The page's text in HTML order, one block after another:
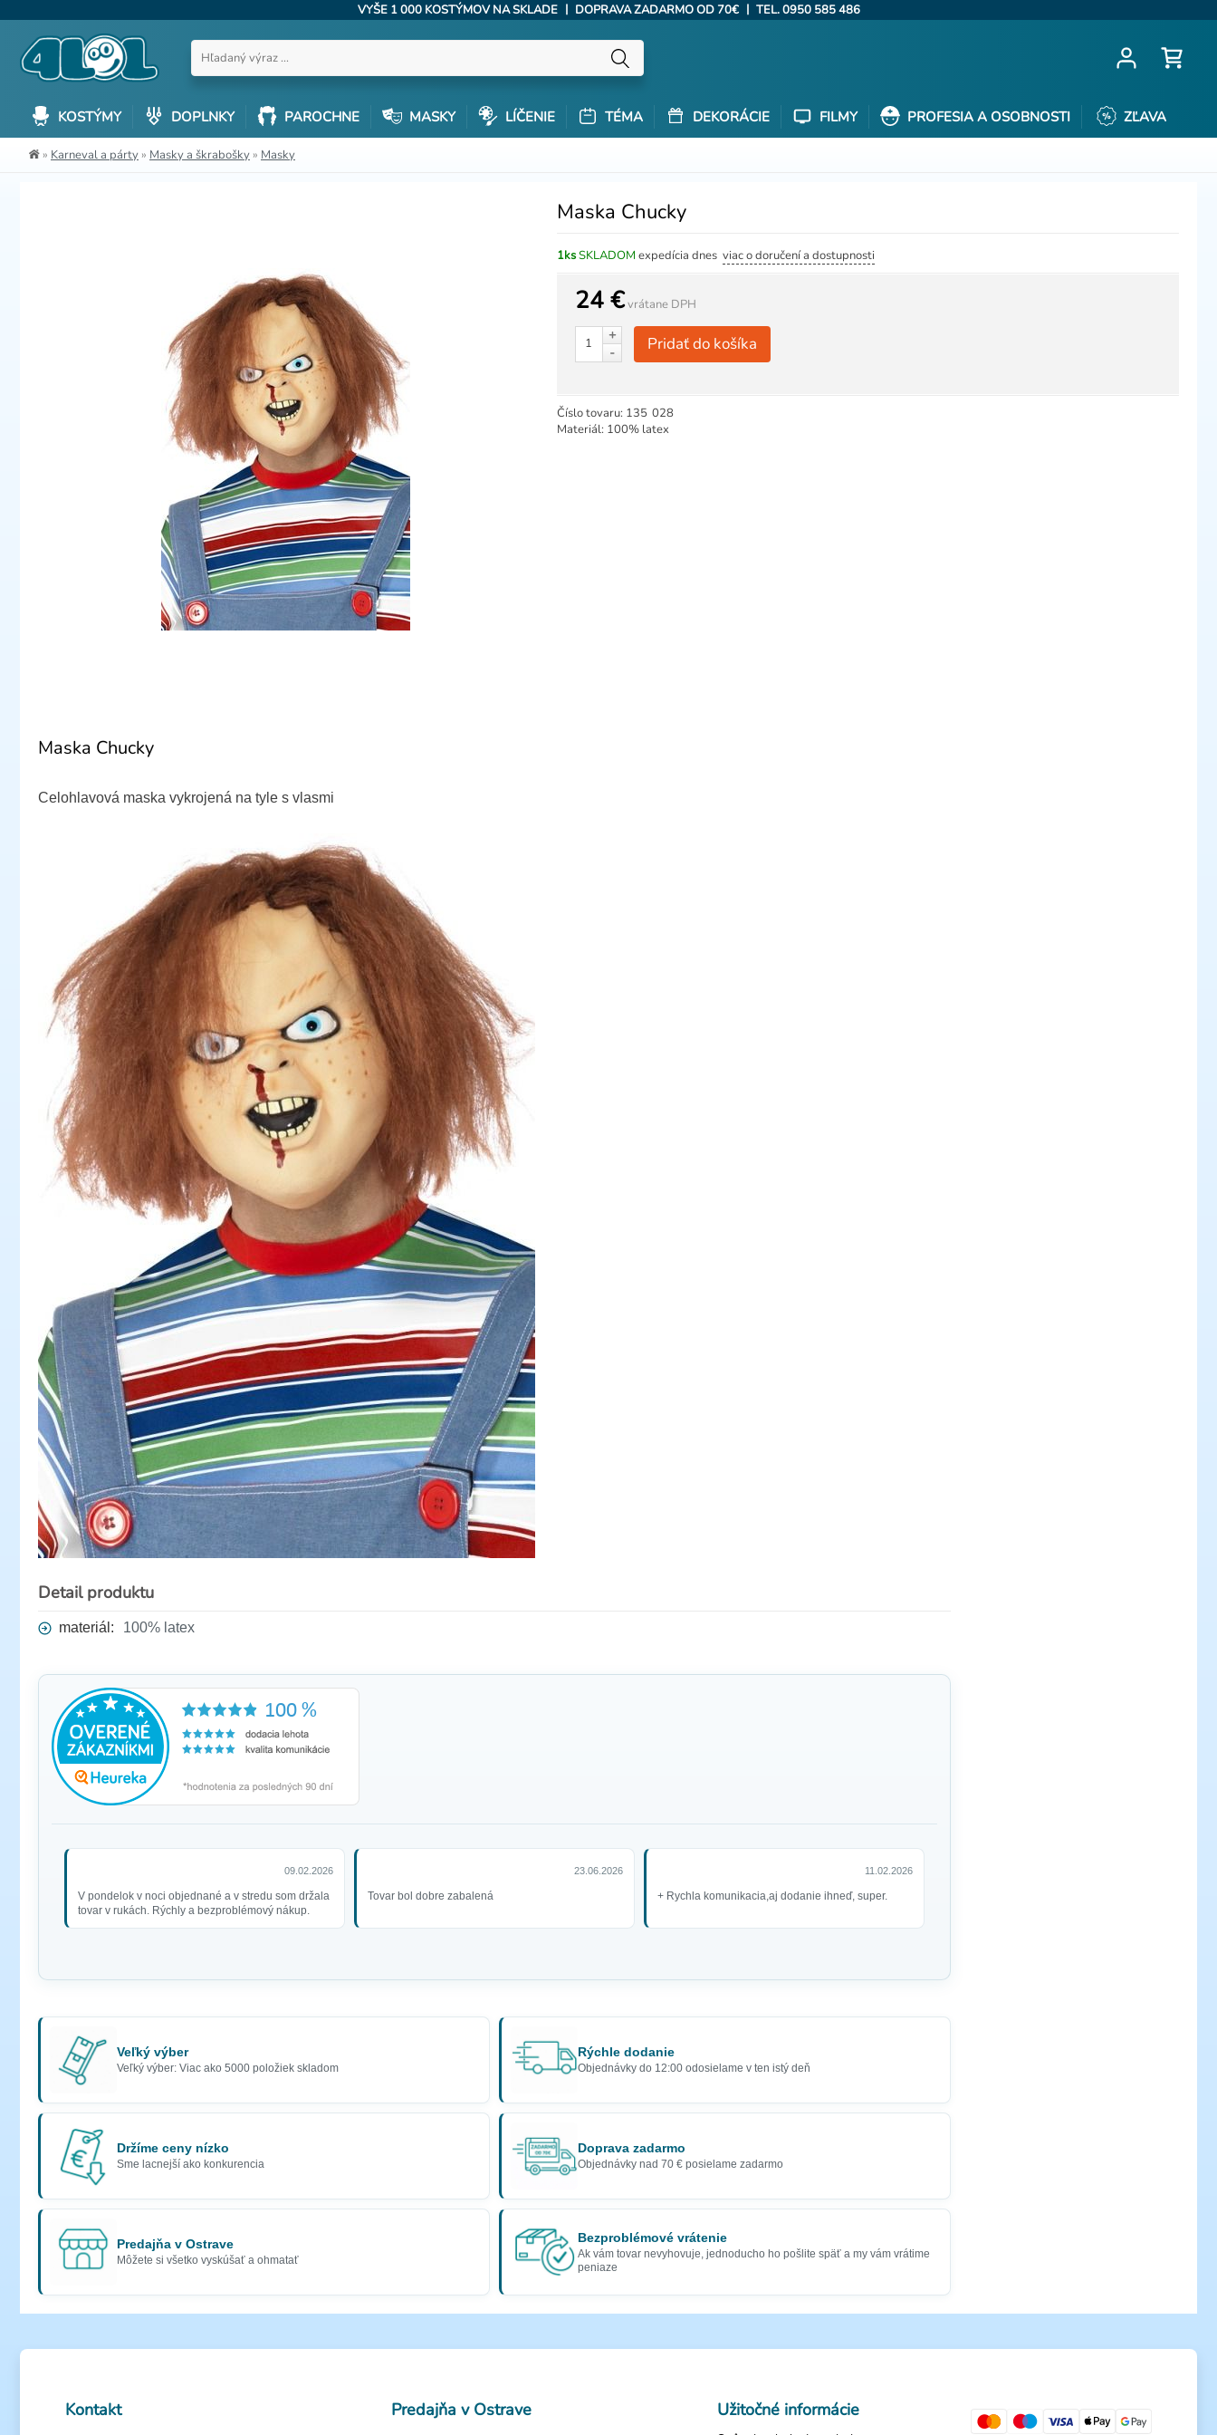
VYŠE 1 000 KOSTÝMOV NA SKLADE | DOPRAVA ZADARMO OD 70€ | TEL. 0950 585 486
KOSTÝMY DOPLNKY PAROCHNE MASKY LÍČENIE TÉMA DEKORÁCIE FILMY PROFESIA A OSOBNOSTI ZĽAVA
» Karneval a párty » Masky a škrabošky » Masky
Maska Chucky
1ksSKLADOM expedícia dnesviac o doručení a dostupnosti
24 €vrátane DPH
+
-
Pridať do košíka
Číslo tovaru: 135 028
Materiál: 100% latex
Maska Chucky
Celohlavová maska vykrojená na tyle s vlasmi
Detail produktu
materiál: 100% latex
09.02.2026
V pondelok v noci objednané a v stredu som držala
tovar v rukách. Rýchly a bezproblémový nákup.
23.06.2026
Tovar bol dobre zabalená
11.02.2026
+ Rychla komunikacia,aj dodanie ihneď, super.
Veľký výber
Veľký výber: Viac ako 5000 položiek skladom
Rýchle dodanie
Objednávky do 12:00 odosielame v ten istý deň
Držíme ceny nízko
Sme lacnejší ako konkurencia
Doprava zadarmo
Objednávky nad 70 € posielame zadarmo
Predajňa v Ostrave
Môžete si všetko vyskúšať a ohmatať
Bezproblémové vrátenie
Ak vám tovar nevyhovuje, jednoducho ho pošlite späť a my vám vrátime
peniaze
Kontakt Predajňa v Ostrave Užitočné informácie